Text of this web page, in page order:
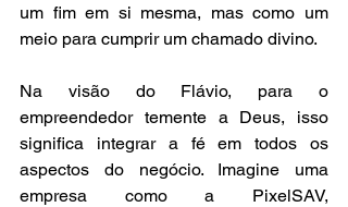
um fim em si mesma, mas como um
meio para cumprir um chamado divino.
Na visão do Flávio, para o
empreendedor temente a Deus, isso
significa integrar a fé em todos os
aspectos do negócio. Imagine uma
empresa como a PixelSAV,